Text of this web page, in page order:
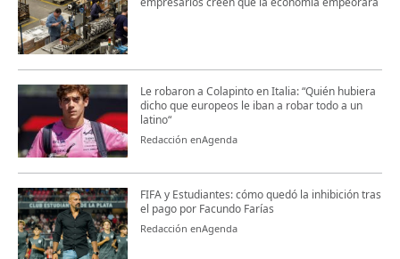
Le robaron a Colapinto en Italia: “Quién hubiera
dicho que europeos le iban a robar todo a un
latino“
Redacción enAgenda
FIFA y Estudiantes: cómo quedó la inhibición tras
el pago por Facundo Farías
Redacción enAgenda